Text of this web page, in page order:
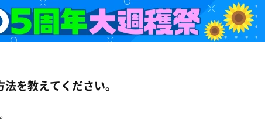
を教えてください。